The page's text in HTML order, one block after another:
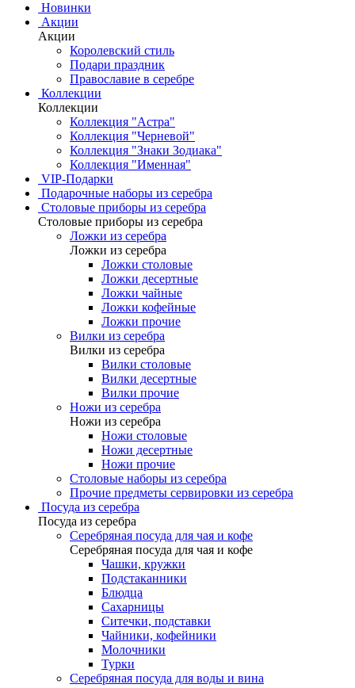
Новинки
Акции
Акции
Королевский стиль
Подари праздник
Православие в серебре
Коллекции
Коллекции
Коллекция "Астра"
Коллекция "Черневой"
Коллекция "Знаки Зодиака"
Коллекция "Именная"
VIP-Подарки
Подарочные наборы из серебра
Столовые приборы из серебра
Столовые приборы из серебра
Ложки из серебра
Ложки из серебра
Ложки столовые
Ложки десертные
Ложки чайные
Ложки кофейные
Ложки прочие
Вилки из серебра
Вилки из серебра
Вилки столовые
Вилки десертные
Вилки прочие
Ножи из серебра
Ножи из серебра
Ножи столовые
Ножи десертные
Ножи прочие
Столовые наборы из серебра
Прочие предметы сервировки из серебра
Посуда из серебра
Посуда из серебра
Серебряная посуда для чая и кофе
Серебряная посуда для чая и кофе
Чашки, кружки
Подстаканники
Блюдца
Сахарницы
Ситечки, подставки
Чайники, кофейники
Молочники
Турки
Серебряная посуда для воды и вина